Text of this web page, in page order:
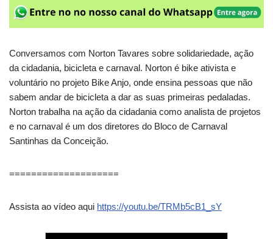
Conversamos com Norton Tavares sobre solidariedade, ação
da cidadania, bicicleta e carnaval. Norton é bike ativista e
voluntário no projeto Bike Anjo, onde ensina pessoas que não
sabem andar de bicicleta a dar as suas primeiras pedaladas.
Norton trabalha na ação da cidadania como analista de projetos
e no carnaval é um dos diretores do Bloco de Carnaval
Santinhas da Conceição.
====================
Assista ao vídeo aqui https://youtu.be/TRMb5cB1_sY